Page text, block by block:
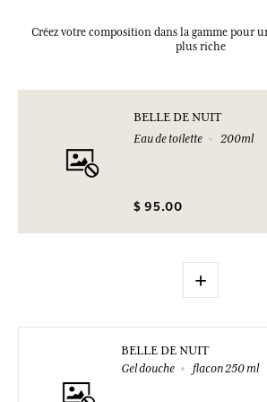
Créez votre composition dans la gamme pour
plus riche
BELLE DE NUIT
Eau de toilette
200ml
$ 95.00
+
BELLE DE NUIT
Gel douche
flacon 250 ml